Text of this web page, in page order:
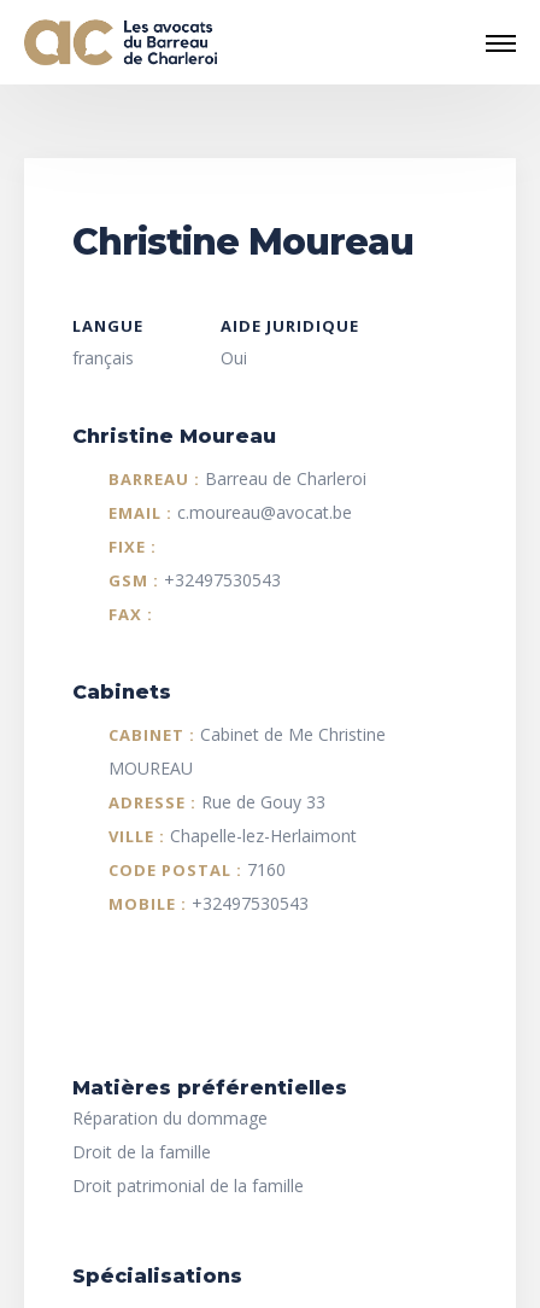
Christine Moureau
LANGUE
français
AIDE JURIDIQUE
Oui
Christine Moureau
BARREAU : Barreau de Charleroi
EMAIL : c.moureau@avocat.be
FIXE :
GSM : +32497530543
FAX :
Cabinets
CABINET : Cabinet de Me Christine
MOUREAU
ADRESSE : Rue de Gouy 33
VILLE : Chapelle-lez-Herlaimont
CODE POSTAL : 7160
MOBILE : +32497530543
Matières préférentielles
Réparation du dommage
Droit de la famille
Droit patrimonial de la famille
Spécialisations